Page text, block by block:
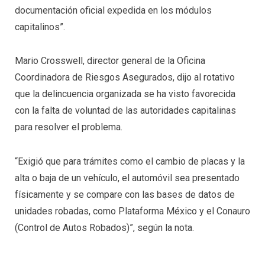
documentación oficial expedida en los módulos
capitalinos”.
Mario Crosswell, director general de la Oficina
Coordinadora de Riesgos Asegurados, dijo al rotativo
que la delincuencia organizada se ha visto favorecida
con la falta de voluntad de las autoridades capitalinas
para resolver el problema.
“Exigió que para trámites como el cambio de placas y la
alta o baja de un vehículo, el automóvil sea presentado
físicamente y se compare con las bases de datos de
unidades robadas, como Plataforma México y el Conauro
(Control de Autos Robados)”, según la nota.